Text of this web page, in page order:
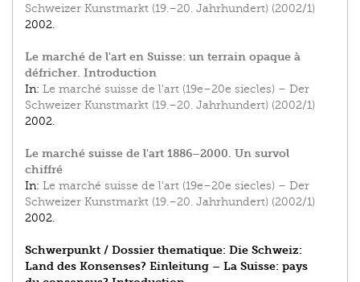
Schweizer Kunstmarkt (19.–20. Jahrhundert) (2002/1)
2002.
Le marché de l'art en Suisse: un terrain opaque à
défricher. Introduction
In: Le marché suisse de l'art (19e–20e siecles) – Der
Schweizer Kunstmarkt (19.–20. Jahrhundert) (2002/1)
2002.
Le marché suisse de l'art 1886–2000. Un survol
chiffré
In: Le marché suisse de l'art (19e–20e siecles) – Der
Schweizer Kunstmarkt (19.–20. Jahrhundert) (2002/1)
2002.
Schwerpunkt / Dossier thematique: Die Schweiz:
Land des Konsenses? Einleitung – La Suisse: pays